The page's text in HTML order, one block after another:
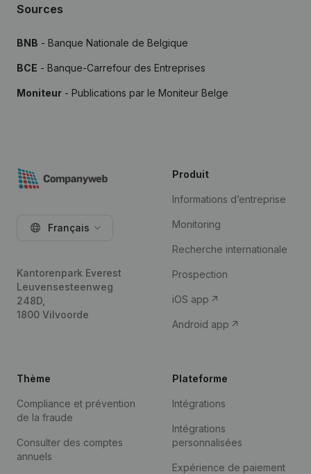
Sources
BNB - Banque Nationale de Belgique
BCE - Banque-Carrefour des Entreprises
Moniteur - Publications par le Moniteur Belge
Français
Kantorenpark Everest
Leuvensesteenweg
248D,
1800 Vilvoorde
Produit
Informations d’entreprise
Monitoring
Recherche internationale
Prospection
iOS app
Android app
Thème
Compliance et prévention
de la fraude
Consulter des comptes
annuels
Plateforme
Intégrations
Intégrations
personnalisées
Expérience de paiement